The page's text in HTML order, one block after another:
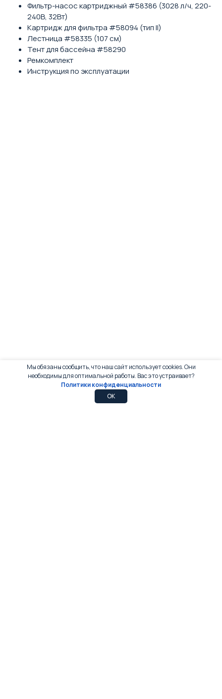
Фильтр-насос картриджный #58386 (3028 л/ч, 220-
240В, 32Вт)
Картридж для фильтра #58094 (тип II)
Лестница #58335 (107 см)
Тент для бассейна #58290
Ремкомплект
Инструкция по эксплуатации
Мы обязаны сообщить, что наш сайт использует cookies. Они
необходимы для оптимальной работы. Вас это устраивает?
Политики конфиденциальности
OK